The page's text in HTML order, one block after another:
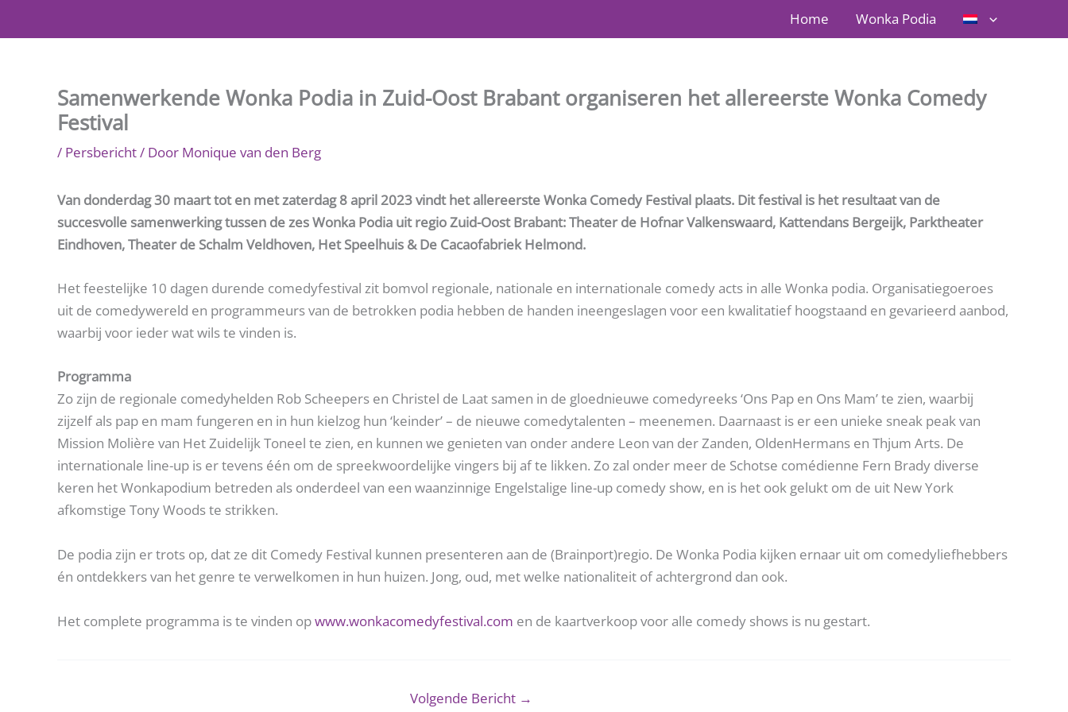
Home Wonka Podia
Samenwerkende Wonka Podia in Zuid-Oost Brabant organiseren het allereerste Wonka Comedy
Festival
/ Persbericht/ Door Monique van den Berg
Van donderdag 30 maart tot en met zaterdag 8 april 2023 vindt het allereerste Wonka Comedy Festival plaats. Dit festival is het resultaat van de
succesvolle samenwerking tussen de zes Wonka Podia uit regio Zuid-Oost Brabant: Theater de Hofnar Valkenswaard, Kattendans Bergeijk, Parktheater
Eindhoven, Theater de Schalm Veldhoven, Het Speelhuis & De Cacaofabriek Helmond.
Het feestelijke 10 dagen durende comedyfestival zit bomvol regionale, nationale en internationale comedy acts in alle Wonka podia. Organisatiegoeroes
uit de comedywereld en programmeurs van de betrokken podia hebben de handen ineengeslagen voor een kwalitatief hoogstaand en gevarieerd aanbod,
waarbij voor ieder wat wils te vinden is.
Programma
Zo zijn de regionale comedyhelden Rob Scheepers en Christel de Laat samen in de gloednieuwe comedyreeks ‘Ons Pap en Ons Mam’ te zien, waarbij
zijzelf als pap en mam fungeren en in hun kielzog hun ‘keinder’ – de nieuwe comedytalenten – meenemen. Daarnaast is er een unieke sneak peak van
Mission Molière van Het Zuidelijk Toneel te zien, en kunnen we genieten van onder andere Leon van der Zanden, OldenHermans en Thjum Arts. De
internationale line-up is er tevens één om de spreekwoordelijke vingers bij af te likken. Zo zal onder meer de Schotse comédienne Fern Brady diverse
keren het Wonkapodium betreden als onderdeel van een waanzinnige Engelstalige line-up comedy show, en is het ook gelukt om de uit New York
afkomstige Tony Woods te strikken.
De podia zijn er trots op, dat ze dit Comedy Festival kunnen presenteren aan de (Brainport)regio. De Wonka Podia kijken ernaar uit om comedyliefhebbers
én ontdekkers van het genre te verwelkomen in hun huizen. Jong, oud, met welke nationaliteit of achtergrond dan ook.
Het complete programma is te vinden opwww.wonkacomedyfestival.com en de kaartverkoop voor alle comedy shows is nu gestart.
Volgende Bericht →